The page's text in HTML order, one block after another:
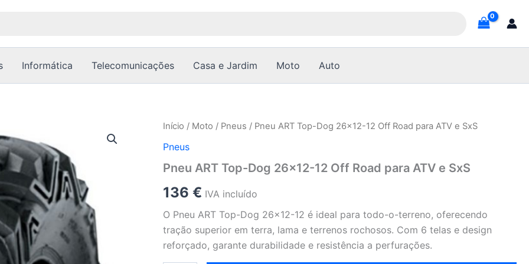
Informática Telecomunicações Casa e Jardim Moto Auto
Início / Moto / Pneus / Pneu ART Top-Dog 26×12-12 Off Road para ATV e SxS
Pneus
Pneu ART Top-Dog 26×12-12 Off Road para ATV e SxS
136€ IVA incluído
O Pneu ART Top-Dog 26×12-12 é ideal para todo-o-terreno, oferecendo
tração superior em terra, lama e terrenos rochosos. Com 6 telas e design
reforçado, garante durabilidade e resistência a perfurações.
Quantidade
Pneu
Top-
26x12-
Off
Road
para